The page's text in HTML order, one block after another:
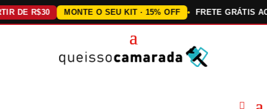
R$30 MONTE O SEU KIT · 15% OFF FRETE GRÁTIS ACIMA